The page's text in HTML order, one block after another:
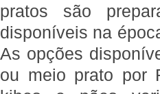
pratos são
disponíveis na
As opções
ou meio prato por